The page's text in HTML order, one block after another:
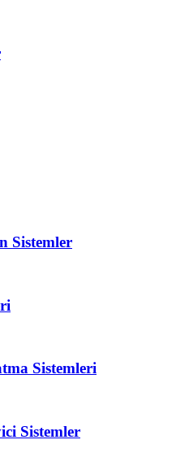
Sistemler
Sistemleri
Sistemler